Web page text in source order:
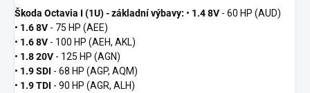
Škoda Octavia I (1U) - základní výbavy: • 1.4 8V - 60 HP (AUD)
• 1.6 8V - 75 HP (AEE)
• 1.6 8V - 100 HP (AEH, AKL)
• 1.8 20V - 125 HP (AGN)
• 1.9 SDI - 68 HP (AGP, AQM)
• 1.9 TDI - 90 HP (AGR, ALH)